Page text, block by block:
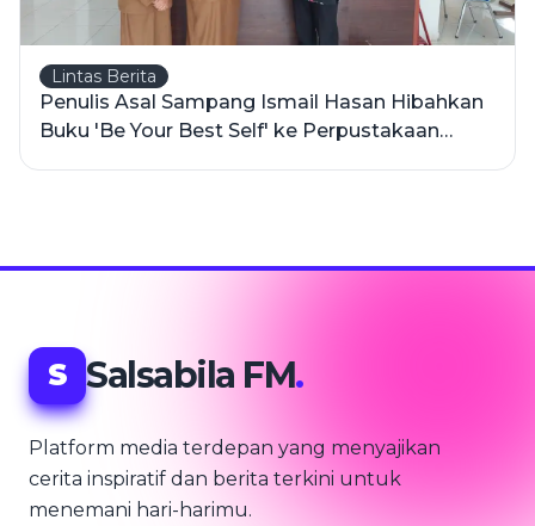
Lintas Berita
Penulis Asal Sampang Ismail Hasan Hibahkan
Buku 'Be Your Best Self' ke Perpustakaan
S Salsabila FM.
Platform media terdepan yang menyajikan
cerita inspiratif dan berita terkini untuk
menemani hari-harimu.